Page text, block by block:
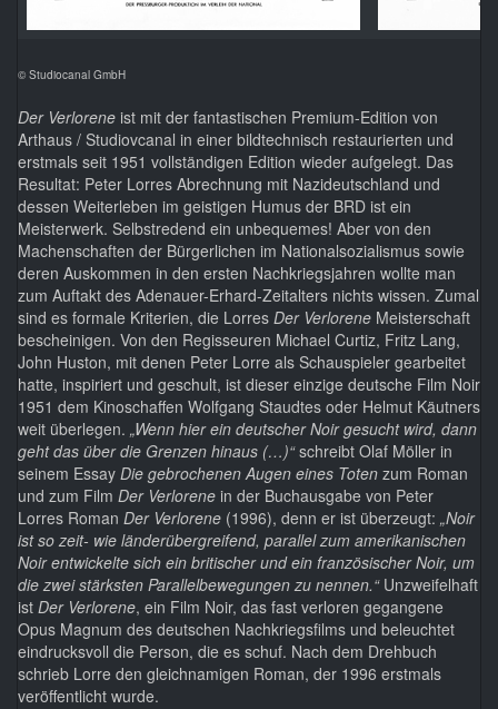
© Studiocanal GmbH
Der Verlorene ist mit der fantastischen Premium-Edition von
Arthaus / Studiovcanal in einer bildtechnisch restaurierten und
erstmals seit 1951 vollständigen Edition wieder aufgelegt. Das
Resultat: Peter Lorres Abrechnung mit Nazideutschland und
dessen Weiterleben im geistigen Humus der BRD ist ein
Meisterwerk. Selbstredend ein unbequemes! Aber von den
Machenschaften der Bürgerlichen im Nationalsozialismus sowie
deren Auskommen in den ersten Nachkriegsjahren wollte man
zum Auftakt des Adenauer-Erhard-Zeitalters nichts wissen. Zumal
sind es formale Kriterien, die Lorres Der Verlorene Meisterschaft
bescheinigen. Von den Regisseuren Michael Curtiz, Fritz Lang,
John Huston, mit denen Peter Lorre als Schauspieler gearbeitet
hatte, inspiriert und geschult, ist dieser einzige deutsche Film Noir
1951 dem Kinoschaffen Wolfgang Staudtes oder Helmut Käutners
weit überlegen. „Wenn hier ein deutscher Noir gesucht wird, dann
geht das über die Grenzen hinaus (…)“schreibt Olaf Möller in
seinem Essay Die gebrochenen Augen eines Toten zum Roman
und zum Film Der Verlorene in der Buchausgabe von Peter
Lorres Roman Der Verlorene (1996), denn er ist überzeugt: „Noir
ist so zeit- wie länderübergreifend, parallel zum amerikanischen
Noir entwickelte sich ein britischer und ein französischer Noir, um
die zwei stärksten Parallelbewegungen zu nennen.“ Unzweifelhaft
ist Der Verlorene, ein Film Noir, das fast verloren gegangene
Opus Magnum des deutschen Nachkriegsfilms und beleuchtet
eindrucksvoll die Person, die es schuf. Nach dem Drehbuch
schrieb Lorre den gleichnamigen Roman, der 1996 erstmals
veröffentlicht wurde.